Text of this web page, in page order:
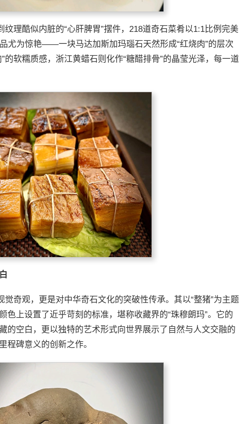
纹理酷似内脏的“心肝脾胃”摆件，218道奇石菜肴以1:1比例完美
尤为惊艳——一块马达加斯加玛瑙石天然形成“红烧肉”的层次
的软糯质感，浙江黄蜡石则化作“糖醋排骨”的晶莹光泽，每一道
觉奇观，更是对中华奇石文化的突破性传承。其以“整猪”为主题
色上设置了近乎苛刻的标准，堪称收藏界的“珠穆朗玛”。它的
的空白，更以独特的艺术形式向世界展示了自然与人文交融的
程碑意义的创新之作。